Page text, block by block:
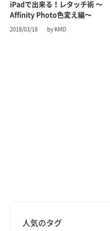
iPadで出来る！レタッチ術 〜
Affinity Photo色変え編〜
2018/03/18 by KMD
人気のタグ